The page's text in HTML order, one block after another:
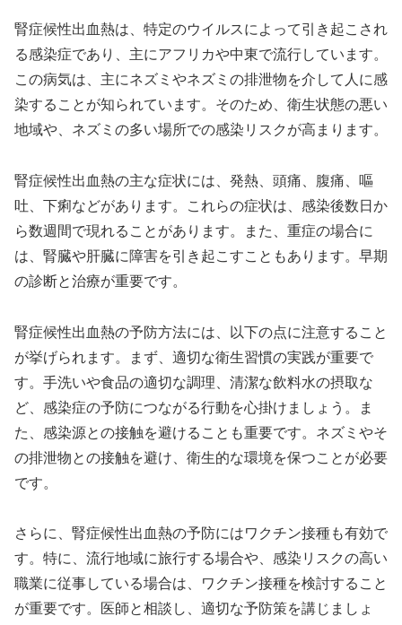
腎症候性出血熱は、特定のウイルスによって引き起こされ
る感染症であり、主にアフリカや中東で流行しています。
この病気は、主にネズミやネズミの排泄物を介して人に感
染することが知られています。そのため、衛生状態の悪い
地域や、ネズミの多い場所での感染リスクが高まります。
腎症候性出血熱の主な症状には、発熱、頭痛、腹痛、嘔
吐、下痢などがあります。これらの症状は、感染後数日か
ら数週間で現れることがあります。また、重症の場合に
は、腎臓や肝臓に障害を引き起こすこともあります。早期
の診断と治療が重要です。
腎症候性出血熱の予防方法には、以下の点に注意すること
が挙げられます。まず、適切な衛生習慣の実践が重要で
す。手洗いや食品の適切な調理、清潔な飲料水の摂取な
ど、感染症の予防につながる行動を心掛けましょう。ま
た、感染源との接触を避けることも重要です。ネズミやそ
の排泄物との接触を避け、衛生的な環境を保つことが必要
です。
さらに、腎症候性出血熱の予防にはワクチン接種も有効で
す。特に、流行地域に旅行する場合や、感染リスクの高い
職業に従事している場合は、ワクチン接種を検討すること
が重要です。医師と相談し、適切な予防策を講じましょ